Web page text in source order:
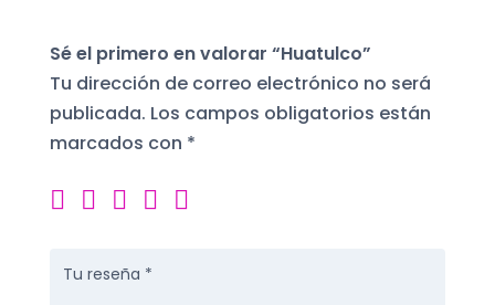
Sé el primero en valorar “Huatulco”
Tu dirección de correo electrónico no será
publicada. Los campos obligatorios están
marcados con *